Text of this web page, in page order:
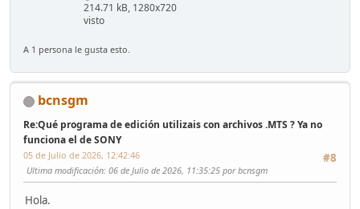
214.71 kB, 1280x720
visto
A 1 persona le gusta esto.
bcnsgm
Re:Qué programa de edición utilizais con archivos .MTS ? Ya no
funciona el de SONY
#8
05 de Julio de 2026, 12:42:46
Ultima modificación: 06 de Julio de 2026, 11:35:25 por bcnsgm
Hola.